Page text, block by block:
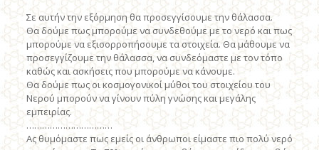
Σε αυτήν την εξόρμηση θα προσεγγίσουμε την θάλασσα.
Θα δούμε πως μπορούμε να συνδεθούμε με το νερό και πως
μπορούμε να εξισορροπήσουμε τα στοιχεία. Θα μάθουμε να
προσεγγίζουμε την θάλασσα, να συνδεόμαστε με τον τόπο
καθώς και ασκήσεις που μπορούμε να κάνουμε.
Θα δούμε πως οι κοσμογονικοί μύθοι του στοιχείου του
Νερού μπορούν να γίνουν πύλη γνώσης και μεγάλης
εμπειρίας.
……………………………
Ας θυμόμαστε πως εμείς οι άνθρωποι είμαστε πιο πολύ νερό